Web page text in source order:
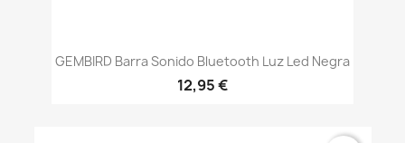
GEMBIRD Barra Sonido Bluetooth Luz Led Negra
12,95 €